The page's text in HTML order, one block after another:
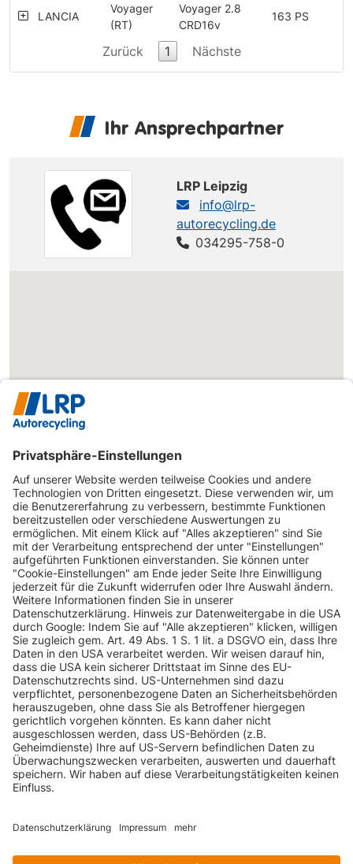
LANCIA
Voyager
(RT)
Voyager 2.8
CRD16v
163 PS
Zurück 1 Nächste
Ihr Ansprechpartner
LRP Leipzig
info@lrp-
autorecycling.de
034295-758-0
INFORMATIONEN
KUNDENSERVICE
INFORMATIONEN
ZAHLUNGSARTEN
KONTAKT
GEPRÜFTE QUALITÄT